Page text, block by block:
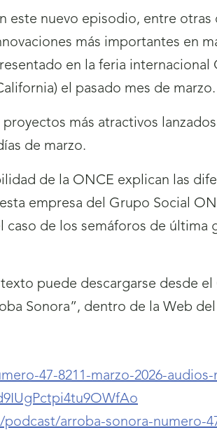
este nuevo episodio, entre
más importantes en
en la feria internacional
el pasado mes de marzo.
más atractivos
de marzo.
de la ONCE explican las
empresa del Grupo Social
de los semáforos de última
puede descargarse desde
Sonora”, dentro de la Web del
47-8211-marzo-2026-audios-
arroba-sonora-numero-